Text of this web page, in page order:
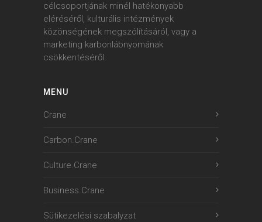
célcsoportjának minél hatékonyabb
eléréséről, kulturális intézmények
közönségének megszólításáról, vagy a
marketing karbonlábnyomának
csökkentéséről.
MENU
Crane
Carbon.Crane
Culture.Crane
Business.Crane
Sütikezelési szabalyzat